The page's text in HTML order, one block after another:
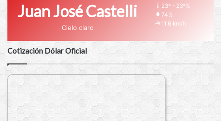
Juan José Castelli
Cielo claro
23º - 23º%
74%
11.6 km/h
Cotización Dólar Oficial